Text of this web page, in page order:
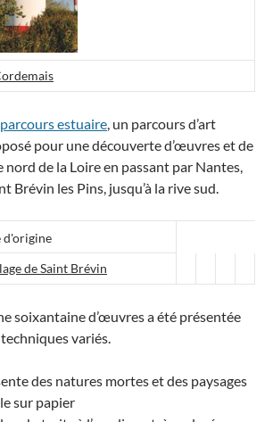
parcours estuaire, un parcours d’art
pour une découverte d’œuvres et de
nord de la Loire en passant par Nantes,
Brévin les Pins, jusqu’à la rive sud.
de Saint Brévin
soixantaine d’œuvres a été présentée
variés.
des natures mortes et des paysages
sur papier